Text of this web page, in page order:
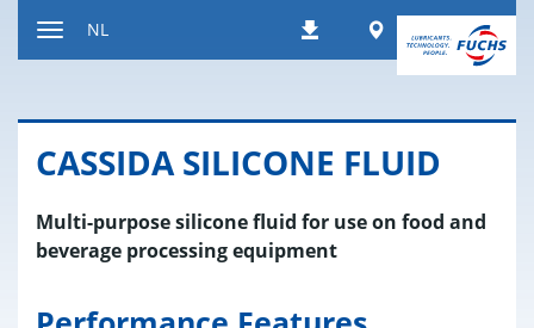
inhoud
DownloadsWorldwide
NL
CAS­SI­DA SI­LI­CO­NE FLUID
Multi-purpose silicone fluid for use on food and
beverage processing equipment